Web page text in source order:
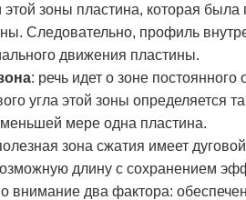
зоны пластина, которая
Следовательно, профиль
движения пластины.
: речь идет о зоне
угла этой зоны определяется
мере одна пластина.
зона сжатия имеет
длину с сохранением
внимание два фактора: